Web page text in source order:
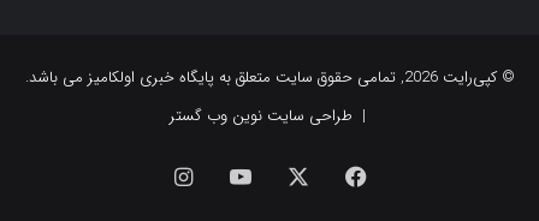
© کپی‌رایت 2026, تمامی حقوق سایت متعلق به پایگاه خبری اولکامیز می باشد.
| طراحی سایت نوین وب گستر
فیس
یوتیوب